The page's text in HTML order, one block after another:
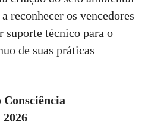
reconhecer os vencedores
suporte técnico para o
de suas práticas
Consciência